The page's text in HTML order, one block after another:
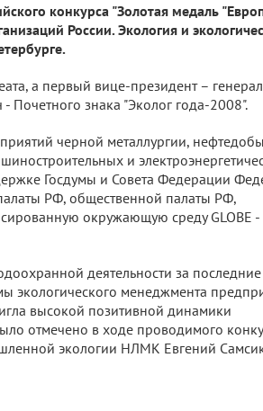
конкурса "Золотая медаль
России. Экология и
а первый вице-президент –
знака "Эколог года-2008".
черной металлургии,
и
Госдумы и Совета Федерации
РФ, общественной палаты РФ,
окружающую среду GLOBE -
деятельности за последние
экологического менеджмента
высокой позитивной динамики
отмечено в ходе проводимого
экологии НЛМК Евгений